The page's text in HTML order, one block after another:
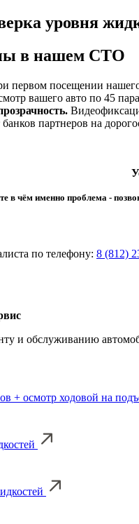
уровня
в нашем СТО
первом посещении
вашего авто по 45
банков партнеров на
в чём именно проблема -
по телефону: 8 (812)
и обслуживанию
+ осмотр ходовой на